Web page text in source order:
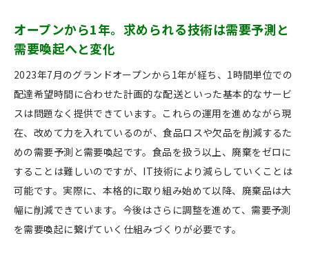
オープンから1年。求められる技術は需要予測と
需要喚起へと変化
2023年7月のグランドオープンから1年が経ち、1時間単位での
配達希望時間に合わせた計画的な配送といった基本的なサービ
スは問題なく提供できています。これらの運用を進めながら現
在、改めて力を入れているのが、食品ロスや欠品を削減するた
めの需要予測と需要喚起です。食品を扱う以上、廃棄をゼロに
することは難しいのですが、IT技術により減らしていくことは
可能です。実際に、本格的に取り組み始めて以降、廃棄品は大
幅に削減できています。今後はさらに調整を進めて、需要予測
を需要喚起に繋げていく仕組みづくりが必要です。